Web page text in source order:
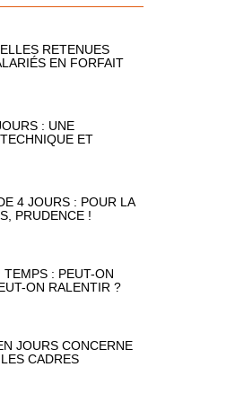
RETENUES
EN FORFAIT
: UNE
ET
4 JOURS : POUR LA
PRUDENCE !
: PEUT-ON
ON RALENTIR ?
JOURS CONCERNE
CADRES